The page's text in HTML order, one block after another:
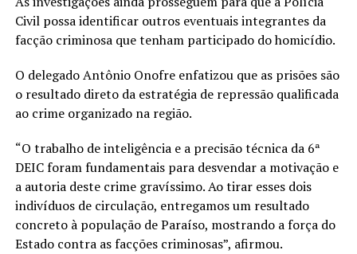
Civil possa identificar outros eventuais integrantes da
facção criminosa que tenham participado do homicídio.
O delegado Antônio Onofre enfatizou que as prisões são
o resultado direto da estratégia de repressão qualificada
ao crime organizado na região.
“O trabalho de inteligência e a precisão técnica da 6ª
DEIC foram fundamentais para desvendar a motivação e
a autoria deste crime gravíssimo. Ao tirar esses dois
indivíduos de circulação, entregamos um resultado
concreto à população de Paraíso, mostrando a força do
Estado contra as facções criminosas”, afirmou.